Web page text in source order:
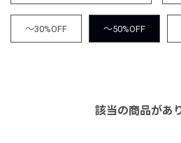
～30%OFF ～50%OFF
該当の商品があ